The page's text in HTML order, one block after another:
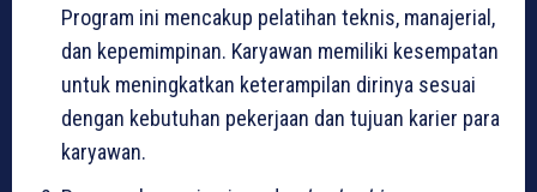
Program ini mencakup pelatihan teknis, manajerial,
dan kepemimpinan. Karyawan memiliki kesempatan
untuk meningkatkan keterampilan dirinya sesuai
dengan kebutuhan pekerjaan dan tujuan karier para
karyawan.